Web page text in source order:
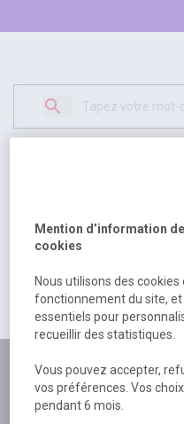
excuser pour
Retour
Plus de 180
à votre écoute
Plus de 80 000
Mention d’information
cookies
Nous utilisons des
fonctionnement du site, et
essentiels pour
recueillir des statistiques.
Vous pouvez accepter,
vos préférences. Vos
pendant 6 mois.